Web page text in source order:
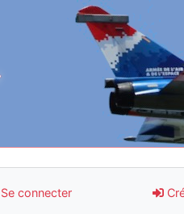
Se connecter